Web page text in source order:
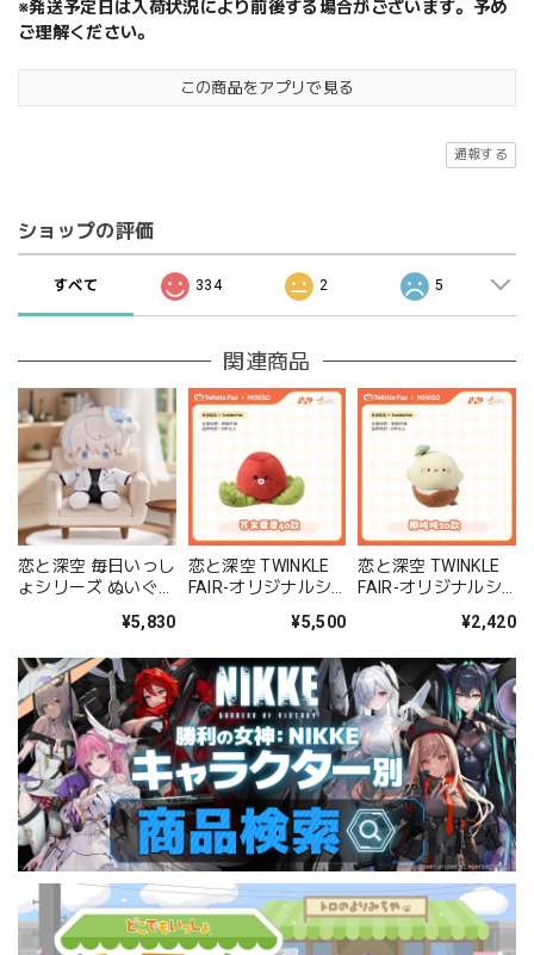
※発送予定日は入荷状況により前後する場合がございます。予め
ご理解ください。
この商品をアプリで見る
通報する
ショップの評価
すべて 334 2 5
関連商品
恋と深空 毎日いっし
ょシリーズ ぬいぐる
¥5,830
恋と深空 TWINKLE
FAIR-オリジナルシ
さびタコ 40タイプ
¥5,500
恋と深空 TWINKLE
FAIR-オリジナルシ
くごくココナッツ
¥2,420